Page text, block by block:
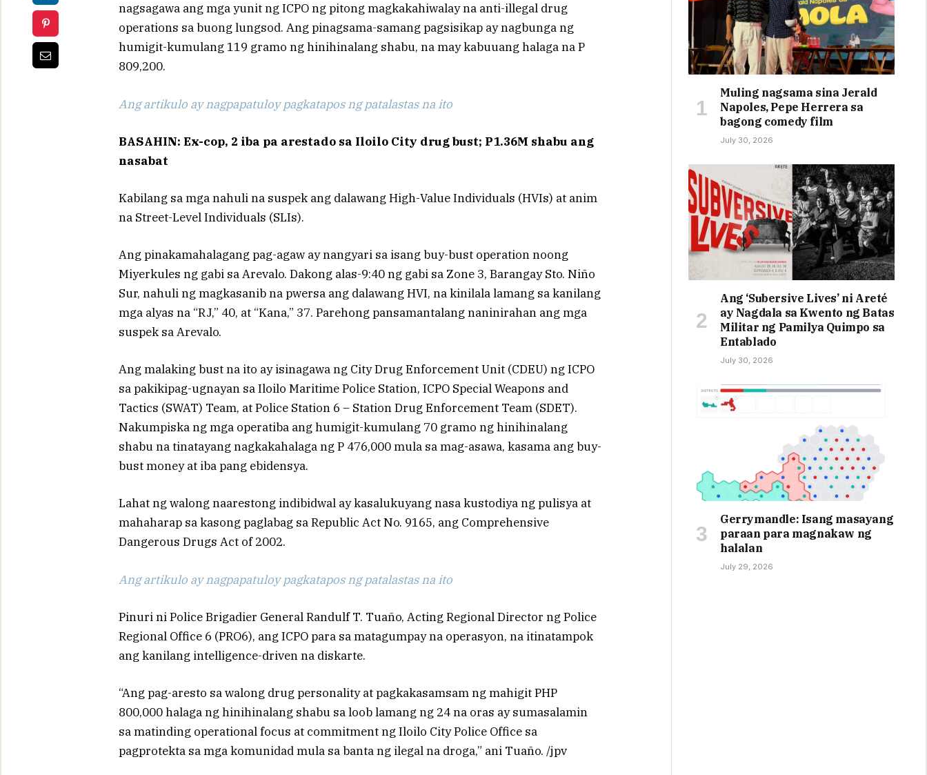
nagsagawa ang mga yunit ng ICPO ng pitong magkakahiwalay na anti-illegal drug
operations sa buong lungsod. Ang pinagsama-samang pagsisikap ay nagbunga ng
humigit-kumulang 119 gramo ng hinihinalang shabu, na may kabuuang halaga na P
809,200.
Ang artikulo ay nagpapatuloy pagkatapos ng patalastas na ito
BASAHIN: Ex-cop, 2 iba pa arestado sa Iloilo City drug bust; P1.36M shabu ang
nasabat
Kabilang sa mga nahuli na suspek ang dalawang High-Value Individuals (HVIs) at anim
na Street-Level Individuals (SLIs).
Ang pinakamahalagang pag-agaw ay nangyari sa isang buy-bust operation noong
Miyerkules ng gabi sa Arevalo. Dakong alas-9:40 ng gabi sa Zone 3, Barangay Sto. Niño
Sur, nahuli ng magkasanib na pwersa ang dalawang HVI, na kinilala lamang sa kanilang
mga alyas na “RJ,” 40, at “Kana,” 37. Parehong pansamantalang naninirahan ang mga
suspek sa Arevalo.
Ang malaking bust na ito ay isinagawa ng City Drug Enforcement Unit (CDEU) ng ICPO
sa pakikipag-ugnayan sa Iloilo Maritime Police Station, ICPO Special Weapons and
Tactics (SWAT) Team, at Police Station 6 – Station Drug Enforcement Team (SDET).
Nakumpiska ng mga operatiba ang humigit-kumulang 70 gramo ng hinihinalang
shabu na tinatayang nagkakahalaga ng P 476,000 mula sa mag-asawa, kasama ang buy-
bust money at iba pang ebidensya.
Lahat ng walong naarestong indibidwal ay kasalukuyang nasa kustodiya ng pulisya at
mahaharap sa kasong paglabag sa Republic Act No. 9165, ang Comprehensive
Dangerous Drugs Act of 2002.
Ang artikulo ay nagpapatuloy pagkatapos ng patalastas na ito
Pinuri ni Police Brigadier General Randulf T. Tuaño, Acting Regional Director ng Police
Regional Office 6 (PRO6), ang ICPO para sa matagumpay na operasyon, na itinatampok
ang kanilang intelligence-driven na diskarte.
“Ang pag-aresto sa walong drug personality at pagkakasamsam ng mahigit PHP
800,000 halaga ng hinihinalang shabu sa loob lamang ng 24 na oras ay sumasalamin
sa matinding operational focus at commitment ng Iloilo City Police Office sa
pagprotekta sa mga komunidad mula sa banta ng ilegal na droga,” ani Tuaño. /jpv
Muling nagsama sina Jerald
Napoles, Pepe Herrera sa
bagong comedy film
July 30, 2026
Ang ‘Subersive Lives’ ni Areté
ay Nagdala sa Kwento ng Batas
Militar ng Pamilya Quimpo sa
Entablado
July 30, 2026
Gerrymandle: Isang masayang
paraan para magnakaw ng
halalan
July 29, 2026